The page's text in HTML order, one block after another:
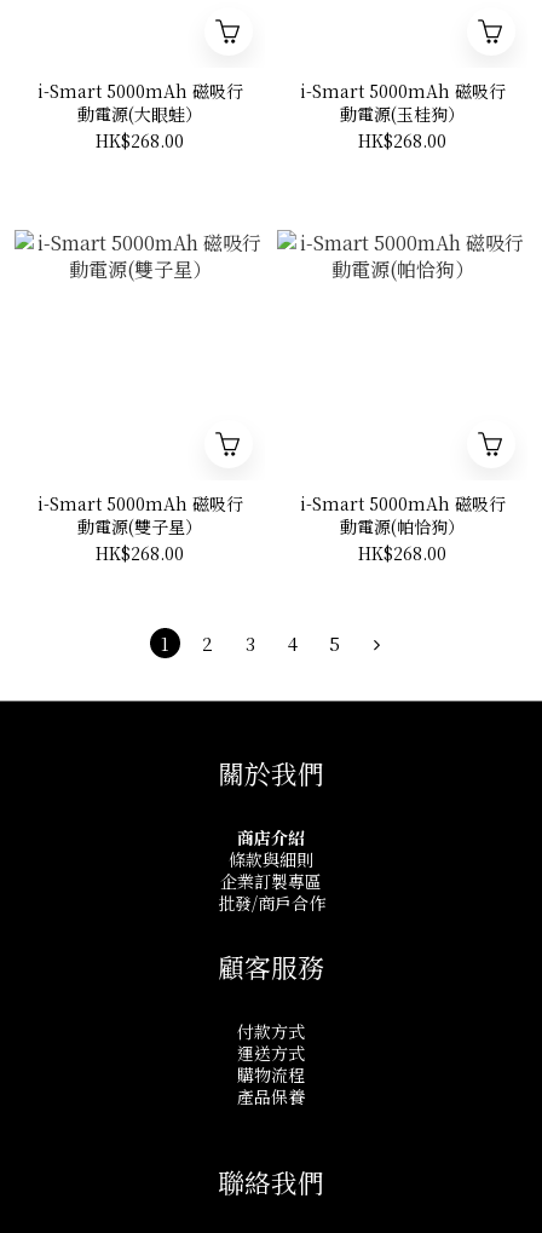
i-Smart 5000mAh 磁吸行
動電源(大眼蛙）
HK$268.00
i-Smart 5000mAh 磁吸行
動電源(玉桂狗）
HK$268.00
i-Smart 5000mAh 磁吸行
動電源(雙子星）
HK$268.00
i-Smart 5000mAh 磁吸行
動電源(帕恰狗）
HK$268.00
1 2 3 4 5
關於我們
商店介紹
條款與細則
企業訂製專區
批發/商戶合作
顧客服務
付款方式
運送方式
購物流程
產品保養
聯絡我們